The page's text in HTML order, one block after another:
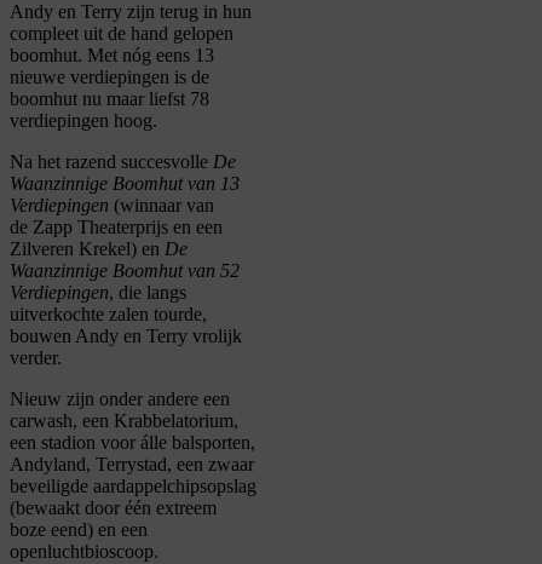
Andy en Terry zijn terug in hun
compleet uit de hand gelopen
boomhut. Met nóg eens 13
nieuwe verdiepingen is de
boomhut nu maar liefst 78
verdiepingen hoog.
Na het razend succesvolle De
Waanzinnige Boomhut van 13
Verdiepingen (winnaar van
de Zapp Theaterprijs en een
Zilveren Krekel) en De
Waanzinnige Boomhut van 52
Verdiepingen, die langs
uitverkochte zalen tourde,
bouwen Andy en Terry vrolijk
verder.
Nieuw zijn onder andere een
carwash, een Krabbelatorium,
een stadion voor álle balsporten,
Andyland, Terrystad, een zwaar
beveiligde aardappelchipsopslag
(bewaakt door één extreem
boze eend) en een
openluchtbioscoop.